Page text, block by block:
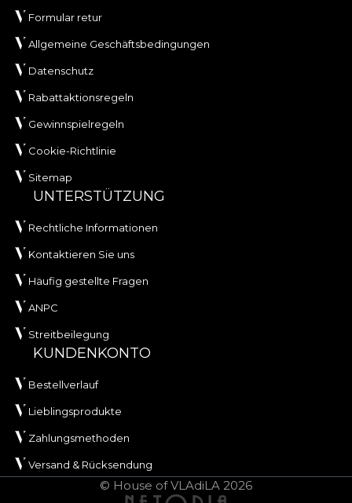
Formular retur
Allgemeine Geschäftsbedingungen
Datenschutz
Rabattaktionsregeln
Gewinnspielregeln
Cookie-Richtlinie
Sitemap
UNTERSTÜTZUNG
Rechtliche Informationen
Kontaktieren Sie uns
Häufig gestellte Fragen
ANPC
Streitbeilegung
KUNDENKONTO
Bestellverlauf
Lieblingsprodukte
Zahlungsmethoden
Versand & Rücksendung
© House of VLAdiLA 2026